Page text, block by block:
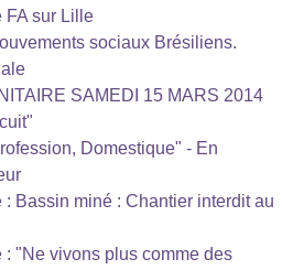
FA sur Lille
sociaux Brésiliens.
SAMEDI 15 MARS 2014
Domestique" - En
Bassin miné : Chantier interdit au
: "Ne vivons plus comme des